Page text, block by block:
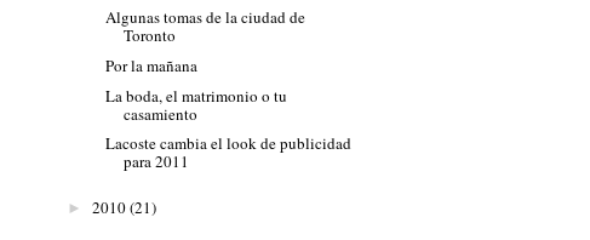
Algunas tomas de la ciudad de
Toronto
Por la mañana
La boda, el matrimonio o tu
casamiento
Lacoste cambia el look de publicidad
para 2011
► 2010(21)